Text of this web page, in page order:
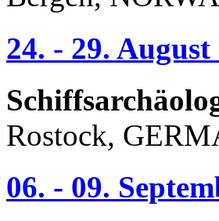
24. - 29. August
Rostock,
06. - 09.